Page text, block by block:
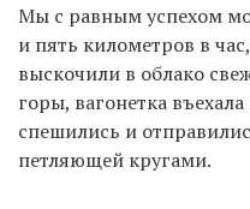
Мы с равным успехом
и пять километров в
выскочили в облако
горы, вагонетка
спешились и
петляющей кругами.